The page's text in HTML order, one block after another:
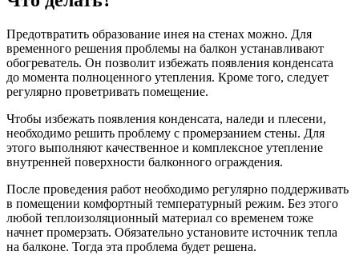
Предотвратить образование инея на стенах можно. Для
временного решения проблемы на балкон устанавливают
обогреватель. Он позволит избежать появления конденсата
до момента полноценного утепления. Кроме того, следует
регулярно проветривать помещение.
Чтобы избежать появления конденсата, наледи и плесени,
необходимо решить проблему с промерзанием стены. Для
этого выполняют качественное и комплексное утепление
внутренней поверхности балконного ограждения.
После проведения работ необходимо регулярно поддерживать
в помещении комфортный температурный режим. Без этого
любой теплоизоляционный материал со временем тоже
начнет промерзать. Обязательно установите источник тепла
на балконе. Тогда эта проблема будет решена.